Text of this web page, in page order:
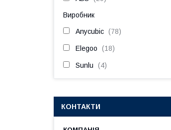
Виробник
Anycubic 78
Elegoo 18
Sunlu 4
КОНТАКТИ